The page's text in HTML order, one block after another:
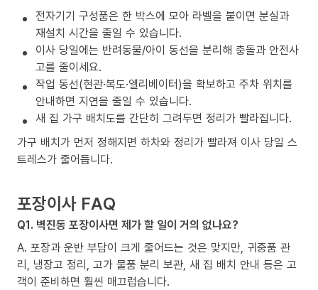
전자기기 구성품은 한 박스에 모아 라벨을 붙이면 분실과
재설치 시간을 줄일 수 있습니다.
이사 당일에는 반려동물/아이 동선을 분리해 충돌과 안전사
고를 줄이세요.
작업 동선(현관·복도·엘리베이터)을 확보하고 주차 위치를
안내하면 지연을 줄일 수 있습니다.
새 집 가구 배치도를 간단히 그려두면 정리가 빨라집니다.
가구 배치가 먼저 정해지면 하차와 정리가 빨라져 이사 당일 스
트레스가 줄어듭니다.
포장이사 FAQ
Q1. 벽진동 포장이사면 제가 할 일이 거의 없나요?
A. 포장과 운반 부담이 크게 줄어드는 것은 맞지만, 귀중품 관
리, 냉장고 정리, 고가 물품 분리 보관, 새 집 배치 안내 등은 고
객이 준비하면 훨씬 매끄럽습니다.